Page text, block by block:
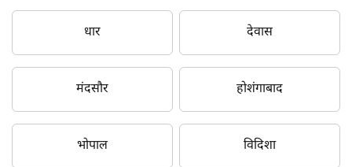
धार देवास
मंदसौर होशंगाबाद
भोपाल विदिशा